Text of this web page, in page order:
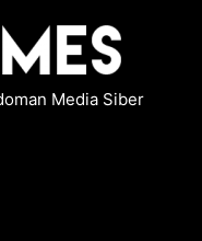
Media Siber